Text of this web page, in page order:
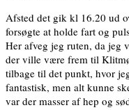
Afsted det gik kl 16.20 ud
forsøgte at holde fart og
Her afveg jeg ruten, da jeg
der ville være frem til
tilbage til det punkt, hvor
fantastisk, men alt kunne
var der masser af hep og